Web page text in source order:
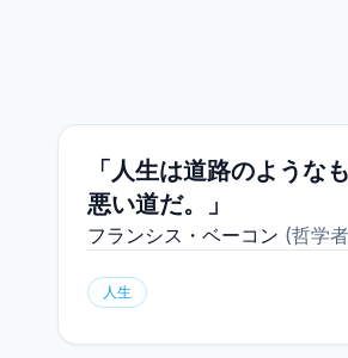
「人生は道路のような
悪い道だ。」
フランシス・ベーコン (哲学者
人生